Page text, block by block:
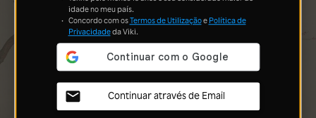
idade no meu país.
Concordo com osTermos de Utilizaçãoe Política de
Privacidadeda Viki.
Continuar através de Email